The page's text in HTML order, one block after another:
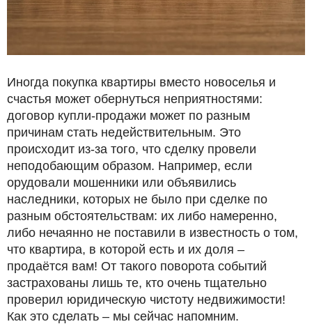
Иногда покупка квартиры вместо новоселья и
счастья может обернуться неприятностями:
договор купли-продажи может по разным
причинам стать недействительным. Это
происходит из-за того, что сделку провели
неподобающим образом. Например, если
орудовали мошенники или объявились
наследники, которых не было при сделке по
разным обстоятельствам: их либо намеренно,
либо нечаянно не поставили в известность о том,
что квартира, в которой есть и их доля –
продаётся вам! От такого поворота событий
застрахованы лишь те, кто очень тщательно
проверил юридическую чистоту недвижимости!
Как это сделать – мы сейчас напомним.